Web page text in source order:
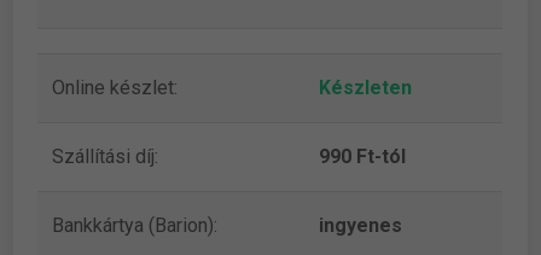
Online készlet: Készleten
Szállítási díj: 990 Ft-tól
Bankkártya (Barion): ingyenes